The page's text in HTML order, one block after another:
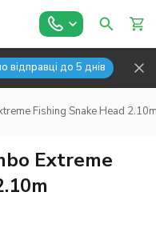
відправці до 5 днів
Fishing Snake Head
Extreme